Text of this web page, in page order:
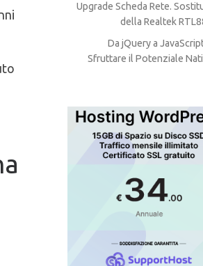
Upgrade Scheda Rete.
della Realtek
Da jQuery a
Sfruttare il Potenziale